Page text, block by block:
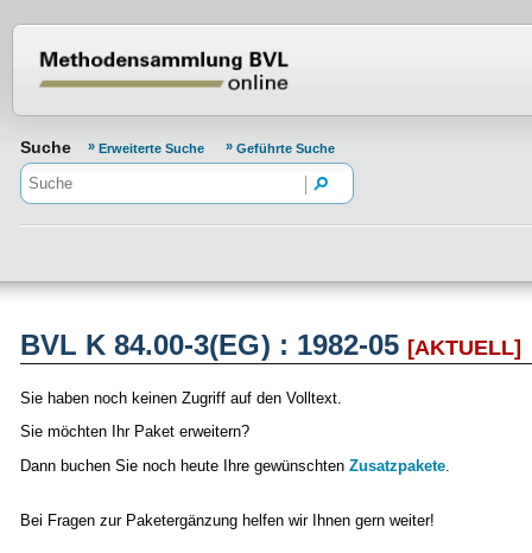
Suche Erweiterte Suche Geführte Suche
BVL K 84.00-3(EG) : 1982-05 [AKTUELL]
Sie haben noch keinen Zugriff auf den Volltext.
Sie möchten Ihr Paket erweitern?
Dann buchen Sie noch heute Ihre gewünschten Zusatzpakete
Bei Fragen zur Paketergänzung helfen wir Ihnen gern weiter!